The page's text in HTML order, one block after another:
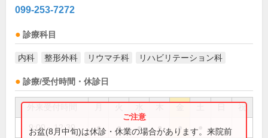
099-253-7272
診療科目
内科 整形外科 リウマチ科 リハビリテーション科
診療/受付時間・休診日
祝
9:00～12:30 ● ● ● ● ●
お盆(8月中旬)は休診・休業の場合があります。来院前